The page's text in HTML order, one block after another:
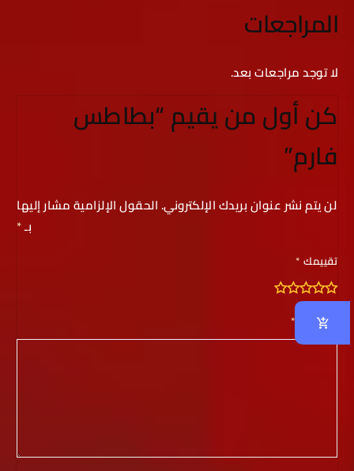
المراجعات
لا توجد مراجعات بعد.
كن أول من يقيم “بطاطس
فارم”
لن يتم نشر عنوان بريدك الإلكتروني. الحقول الإلزامية مشار إليها
بـ*
تقييمك *
مراجعتك *